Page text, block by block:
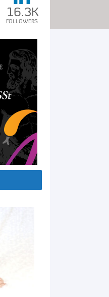
16.3K
FOLLOWERS